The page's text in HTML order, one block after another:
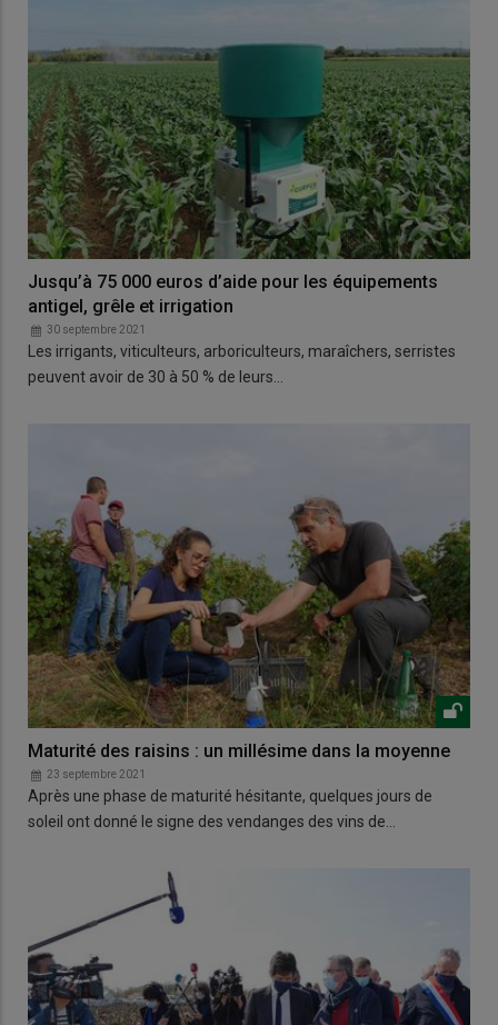
Jusqu’à 75 000 euros d’aide pour les équipements
antigel, grêle et irrigation
30 septembre 2021
Les irrigants, viticulteurs, arboriculteurs, maraîchers, serristes
peuvent avoir de 30 à 50 % de leurs…
Maturité des raisins : un millésime dans la moyenne
23 septembre 2021
Après une phase de maturité hésitante, quelques jours de
soleil ont donné le signe des vendanges des vins de…